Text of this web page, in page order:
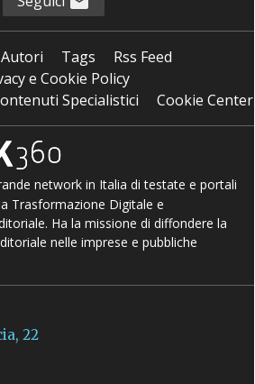
Autori Tags
Rss Feed
e Cookie Policy
Specialistici
Cookie Center
network in Italia di testate e portali
Trasformazione Digitale e
Ha la missione di diffondere la
nelle imprese e pubbliche
22